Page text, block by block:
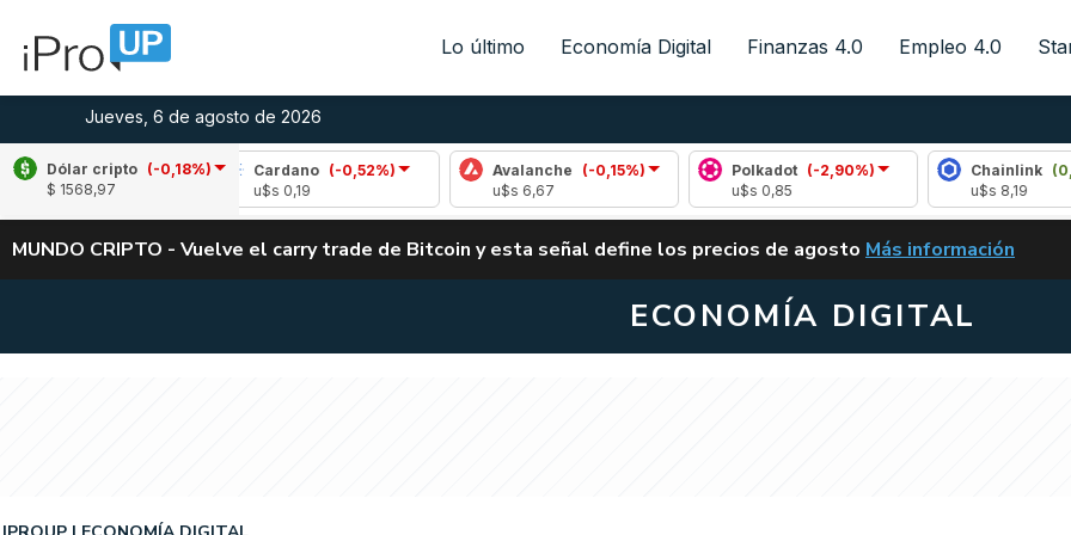
Lo último Economía Digital Finanzas 4.0 Empleo 4.0
Jueves, 6 de agosto de 2026
Dólar cripto (-0,18%)
$ 1568,97
Cardano
(-0,52%)
Avalanche
(-0,15%)
Polkadot (-2,90%)
Chainlink (0,49%)
ALERTA
MUNDO CRIPTO - Vuelve el carry trade de Bitcoin y esta señal define los precios de agosto VUELVE EL CARRY
Más información
ECONOMÍA DIGITAL